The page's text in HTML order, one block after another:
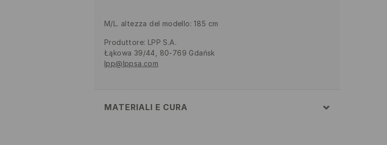
M/L. altezza del modello: 185 cm
Produttore: LPP S.A.
Łąkowa 39/44, 80-769 Gdańsk
lpp@lppsa.com
MATERIALI E CURA